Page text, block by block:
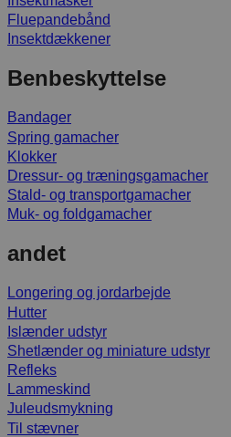
Fluepandebånd
Insektdækkener
Benbeskyttelse
Bandager
Spring gamacher
Klokker
Dressur- og træningsgamacher
Stald- og transportgamacher
Muk- og foldgamacher
andet
Longering og jordarbejde
Hutter
Islænder udstyr
Shetlænder og miniature udstyr
Refleks
Lammeskind
Juleudsmykning
Til stævner